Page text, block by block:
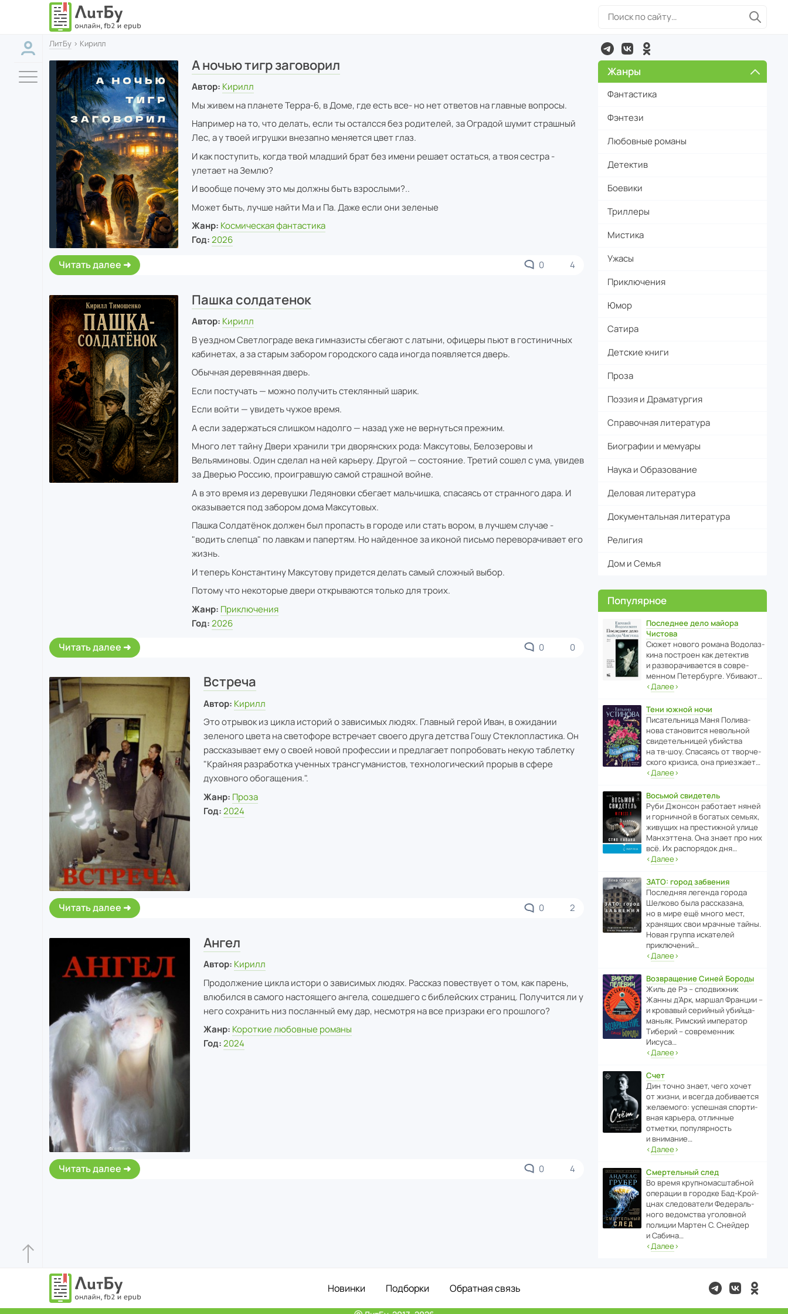
ЛитБу › Кирилл
А ночью тигр заговорил
Автор: Кирилл
Мы живем на планете Терра-6, в Доме, где есть все- но нет ответов на главные вопросы.
Например на то, что делать, если ты осталсся без родителей, за Оградой шумит страшный
Лес, а у твоей игрушки внезапно меняется цвет глаз.
И как поступить, когда твой младший брат без имени решает остаться, а твоя сестра -
улетает на Землю?
И вообще почему это мы должны быть взрослыми?..
Может быть, лучше найти Ма и Па. Даже если они зеленые
Жанр: Космическая фантастика
Год: 2026
Читать далее 0 4
Пашка солдатенок
Автор: Кирилл
В уездном Светлограде века гимназисты сбегают с латыни, офицеры пьют в гостиничных
кабинетах, а за старым забором городского сада иногда появляется дверь.
Обычная деревянная дверь.
Если постучать — можно получить стеклянный шарик.
Если войти — увидеть чужое время.
А если задержаться слишком надолго — назад уже не вернуться прежним.
Много лет тайну Двери хранили три дворянских рода: Максутовы, Белозеровы и
Вельяминовы. Один сделал на ней карьеру. Другой — состояние. Третий сошел с ума, увидев
за Дверью Россию, проигравшую самой страшной войне.
А в это время из деревушки Ледяновки сбегает мальчишка, спасаясь от странного дара. И
оказывается под забором дома Максутовых.
Пашка Солдатёнок должен был пропасть в городе или стать вором, в лучшем случае -
"водить слепца" по лавкам и папертям. Но найденное за иконой письмо переворачивает его
жизнь.
И теперь Константину Максутову придется делать самый сложный выбор.
Потому что некоторые двери открываются только для троих.
Жанр: Приключения
Год: 2026
Читать далее 0 0
Встреча
Автор: Кирилл
Это отрывок из цикла историй о зависимых людях. Главный герой Иван, в ожидании
зеленого цвета на светофоре встречает своего друга детства Гошу Стеклопластика. Он
рассказывает ему о своей новой профессии и предлагает попробовать некую таблетку
"Крайняя разработка ученных трансгуманистов, технологический прорыв в сфере
духовного обогащения.".
Жанр: Проза
Год: 2024
Читать далее 0 2
Ангел
Автор: Кирилл
Продолжение цикла истори о зависимых людях. Рассказ повествует о том, как парень,
влюбился в самого настоящего ангела, сошедшего с библейских страниц. Получится ли у
него сохранить низ посланный ему дар, несмотря на все призраки его прошлого?
Жанр: Короткие любовные романы
Год: 2024
Читать далее 0 4
Жанры
Фантастика
Фэнтези
Любовные романы
Детектив
Боевики
Триллеры
Мистика
Ужасы
Приключения
Юмор
Сатира
Детские книги
Проза
Поэзия и Драматургия
Справочная литература
Биографии и мемуары
Наука и Образование
Деловая литература
Документальная литература
Религия
Дом и Семья
Популярное
Последнее дело майора
Чистова
Сюжет нового романа Водо­ла­з­
кина пост­роен как дете­ктив
и разво­ра­чи­ва­ется в совре­
менном Пете­р­бурге. Убивают…
‹Далее›
Тени южной ночи
Писа­тель­ница Маня Поли­ва­
нова стано­вится невольной
свиде­тель­ницей убийства
на тв-шоу. Спасаясь от твор­че­
с­кого кризиса, она приезжает…
‹Далее›
Восьмой свидетель
Руби Джонсон рабо­тает няней
и горни­чной в богатых семьях,
живущих на прес­ти­жной улице
Манх­эт­тена. Она знает про них
всё. Их распо­рядок дня…
‹Далее›
ЗАТО: город забвения
После­дняя легенда города
Шелково была расска­зана,
но в мире ещё много мест,
хранящих свои мрачные тайны.
Новая группа иска­телей
приключений…
‹Далее›
Возвращение Синей Бороды
Жиль де Рэ – спод­ви­жник
Жанны д’Арк, маршал Франции –
и кровавый серийный убийца-
маньяк. Римский импе­ратор
Тиберий – совре­менник
Иисуса…
‹Далее›
Счет
Дин точно знает, чего хочет
от жизни, и всегда доби­ва­ется
жела­е­мого: успе­шная спор­ти­
вная карьера, отли­чные
отметки, попу­ля­р­ность
и внимание…
‹Далее›
Смертельный след
Во время круп­но­мас­ш­та­бной
операции в городке Бад‑Крой­
цнах следо­ва­тели Феде­раль­
ного ведомства уголо­вной
полиции Мартен С. Снейдер
и Сабина…
‹Далее›
Новинки Подборки Обратная связь